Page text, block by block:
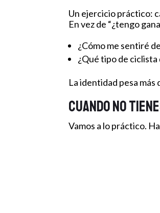
Un ejercicio práctico:
En vez de “¿tengo
¿Cómo me sentiré
¿Qué tipo de
La identidad pesa
Cuando no
Vamos a lo práctico.